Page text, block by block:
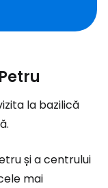
la bazilică
și a centrului
mai